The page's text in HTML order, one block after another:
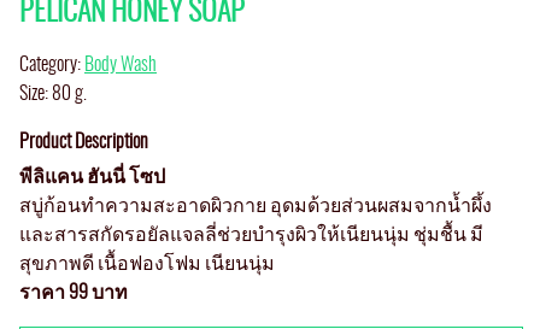
PELICAN HONEY SOAP
Category: Body Wash
Size: 80 g.
Product Description
พีลิแคน ฮันนี่ โซป
สบู่ก้อนทำความสะอาดผิวกาย อุดมด้วยส่วนผสมจากน้ำผึ้ง
และสารสกัดรอยัลแจลลี่ช่วยบำรุงผิวให้เนียนนุ่ม ชุ่มชื้น มี
สุขภาพดี เนื้อฟองโฟม เนียนนุ่ม
ราคา 99 บาท